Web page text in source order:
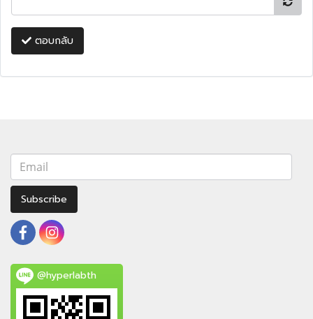
ตอบกลับ
Subscribe
@hyperlabth